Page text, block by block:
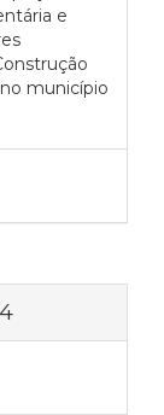
e
município